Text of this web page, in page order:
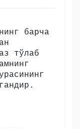
барча
тўлаб